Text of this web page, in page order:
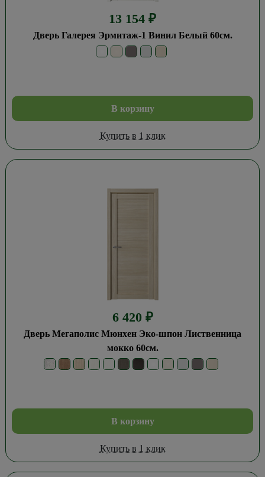
13 154 ₽
Дверь Галерея Эрмитаж-1 Винил Белый 60см.
В корзину
Купить в 1 клик
6 420 ₽
Дверь Мегаполис Мюнхен Эко-шпон Лиственница
мокко 60см.
В корзину
Купить в 1 клик